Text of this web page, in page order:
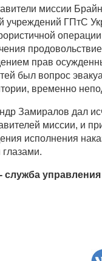
миссии
учреждений ГПтС
прав
был вопрос
временно
Замиралов дал
миссии, и
исполнения
служба